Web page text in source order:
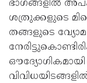
ഭാഗങ്ങളില്‍
ശത്രുക്കളുടെ
തങ്ങളുടെ
ഔദ്യോഗികമായി